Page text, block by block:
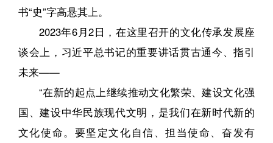
书“史”字高悬其上。
2023年6月2日，在这里召开的文化传承发展座
谈会上，习近平总书记的重要讲话贯古通今、指引
未来——
“在新的起点上继续推动文化繁荣、建设文化强
国、建设中华民族现代文明，是我们在新时代新的
文化使命。要坚定文化自信、担当使命、奋发有